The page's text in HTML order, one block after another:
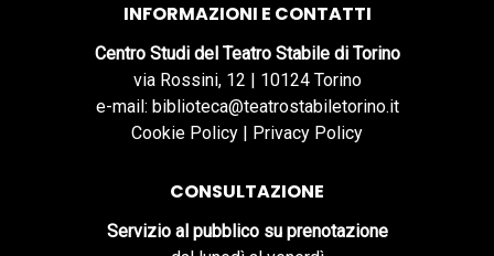
INFORMAZIONI E CONTATTI
Centro Studi del Teatro Stabile di Torino
via Rossini, 12 | 10124 Torino
e-mail: biblioteca@teatrostabiletorino.it
Cookie Policy | Privacy Policy
CONSULTAZIONE
Servizio al pubblico su prenotazione